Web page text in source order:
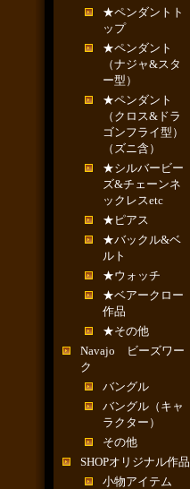
★ペンダントト
ップ
★ペンダント
（ナジャ&スタ
ー型）
★ペンダント
（クロス&ドラ
ゴンフライ型）
（ズニ含）
★シルバービー
ズ&チェーンネ
ックレスetc
★ピアス
★バックル&ベ
ルト
★ウォッチ
★ベアークロー
作品
★その他
Navajo ビーズワー
ク
バングル
バングル（キャ
ラクター）
その他
SHOPオリジナル作品
小物アイテム